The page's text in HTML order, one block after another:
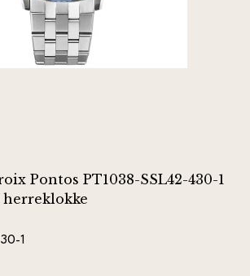
Pontos PT1038-SSL42-430-1
herreklokke
1